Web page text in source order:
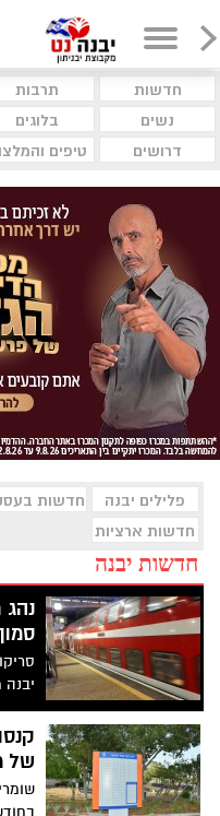
חדשות תרבות
נשים
בלוגים
דרושים
טיפים
פלילים יבנה חדשות
חדשות ארציות
חדשות יבנה
של